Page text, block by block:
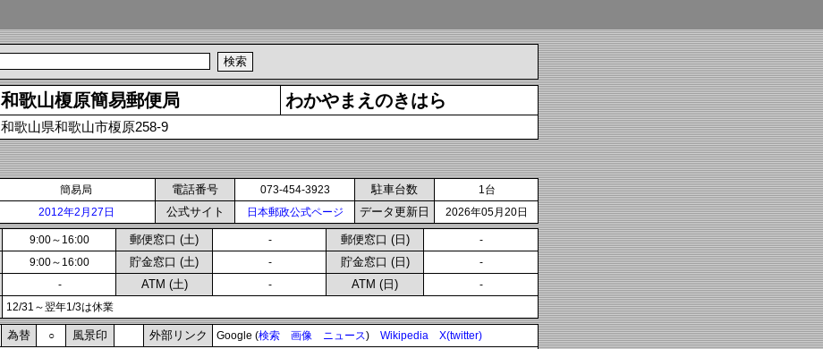
和歌山榎原簡易郵便局 わかやまえのきはら
和歌山県和歌山市榎原258-9
簡易局 電話番号 073-454-3923 駐車台数 1台
2012年2月27日 公式サイト 日本郵政公式ページ データ更新日 2026年05月20日
9:00～16:00 郵便窓口 (土) - 郵便窓口 (日) -
9:00～16:00 貯金窓口 (土) - 貯金窓口 (日) -
- ATM (土) - ATM (日) -
12/31～翌年1/3は休業
為替 ○ 風景印 外部リンク Google (検索 画像 ニュース) Wikipedia X(twitter)